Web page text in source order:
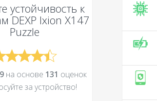
устойчивость к
DEXP Ixion X147
Puzzle
на основе 131 оценок
за устройcтво!